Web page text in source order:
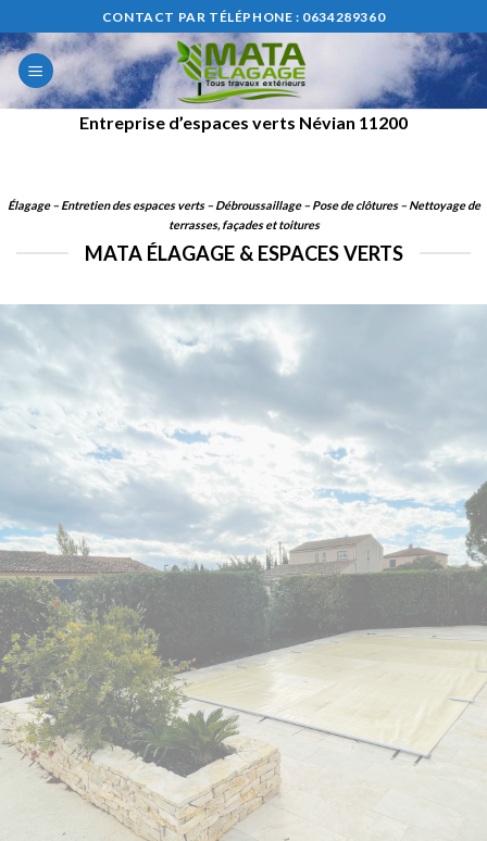
to
content
CONTACT PAR TÉLÉPHONE : 0634289360
Entreprise d’espaces verts Névian 11200
Élagage – Entretien des espaces verts – Débroussaillage – Pose de clôtures – Nettoyage de
terrasses, façades ettoitures
MATA ÉLAGAGE & ESPACES VERTS